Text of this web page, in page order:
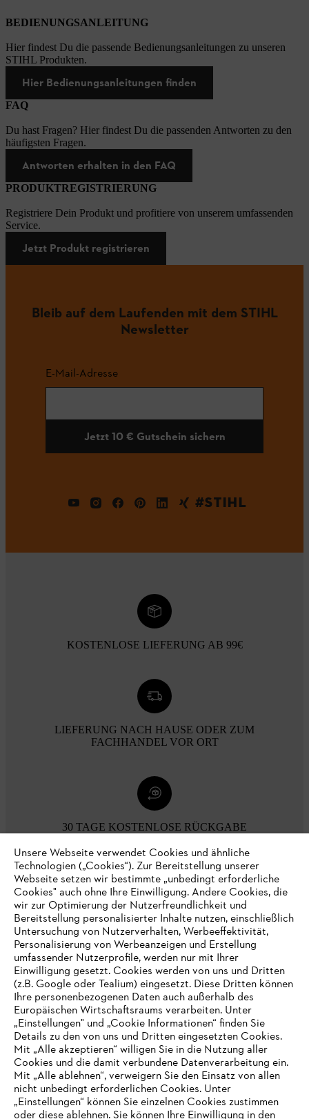
BEDIENUNGSANLEITUNG
Hier findest Du die passende Bedienungsanleitungen zu unseren
STIHL Produkten.
Hier Bedienungsanleitungen finden
FAQ
Du hast Fragen? Hier findest Du die passenden Antworten zu den
häufigsten Fragen.
Antworten erhalten in den FAQ
PRODUKTREGISTRIERUNG
Registriere Dein Produkt und profitiere von unserem umfassenden
Service.
Jetzt Produkt registrieren
Bleib auf dem Laufenden mit dem STIHL
Newsletter
E-Mail-Adresse
Jetzt 10 € Gutschein sichern
#STIHL
KOSTENLOSE LIEFERUNG AB 99€
LIEFERUNG NACH HAUSE ODER ZUM
FACHHANDEL VOR ORT
30 TAGE KOSTENLOSE RÜCKGABE
Zahlungsmöglichkeiten
Unternehmen
Online Shop
IHR BROWSER WIRD NICHT
Unsere Webseite verwendet Cookies und ähnliche
Technologien („Cookies“). Zur Bereitstellung unserer
Webseite setzen wir bestimmte „unbedingt erforderliche
Cookies" auch ohne Ihre Einwilligung. Andere Cookies, die
wir zur Optimierung der Nutzerfreundlichkeit und
Bereitstellung personalisierter Inhalte nutzen, einschließlich
Untersuchung von Nutzerverhalten, Werbeeffektivität,
Personalisierung von Werbeanzeigen und Erstellung
umfassender Nutzerprofile, werden nur mit Ihrer
Einwilligung gesetzt. Cookies werden von uns und Dritten
(z.B. Google oder Tealium) eingesetzt. Diese Dritten können
Ihre personenbezogenen Daten auch außerhalb des
Europäischen Wirtschaftsraums verarbeiten. Unter
„Einstellungen" und „Cookie Informationen“ finden Sie
Details zu den von uns und Dritten eingesetzten Cookies.
Mit „Alle akzeptieren“ willigen Sie in die Nutzung aller
Cookies und die damit verbundene Datenverarbeitung ein.
Mit „Alle ablehnen“, verweigern Sie den Einsatz von allen
nicht unbedingt erforderlichen Cookies. Unter
„Einstellungen“ können Sie einzelnen Cookies zustimmen
oder diese ablehnen. Sie können Ihre Einwilligung in den